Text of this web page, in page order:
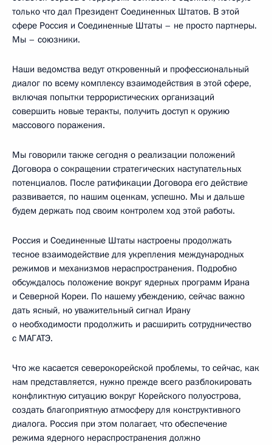
только что дал Президент Соединенных Штатов. В этой
сфере Россия и Соединенные Штаты – не просто партнеры.
Мы – союзники.
Наши ведомства ведут откровенный и профессиональный
диалог по всему комплексу взаимодействия в этой сфере,
включая попытки террористических организаций
совершить новые теракты, получить доступ к оружию
массового поражения.
Мы говорили также сегодня о реализации положений
Договора о сокращении стратегических наступательных
потенциалов. После ратификации Договора его действие
развивается, по нашим оценкам, успешно. Мы и дальше
будем держать под своим контролем ход этой работы.
Россия и Соединенные Штаты настроены продолжать
тесное взаимодействие для укрепления международных
режимов и механизмов нераспространения. Подробно
обсуждалось положение вокруг ядерных программ Ирана
и Северной Кореи. По нашему убеждению, сейчас важно
дать ясный, но уважительный сигнал Ирану
о необходимости продолжить и расширить сотрудничество
с МАГАТЭ.
Что же касается северокорейской проблемы, то сейчас, как
нам представляется, нужно прежде всего разблокировать
конфликтную ситуацию вокруг Корейского полуострова,
создать благоприятную атмосферу для конструктивного
диалога. Россия при этом полагает, что обеспечение
режима ядерного нераспространения должно